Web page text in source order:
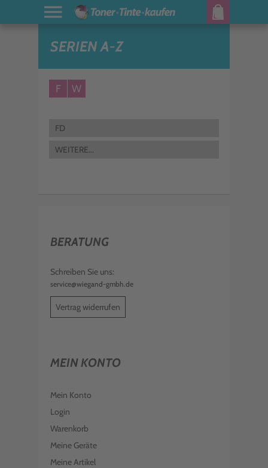
SERIEN A-Z
F W
FD
WEITERE...
BERATUNG
Schreiben Sie uns:
service@wiegand-gmbh.de
Vertrag widerrufen
MEIN KONTO
Mein Konto
Login
Warenkorb
Meine Geräte
Meine Artikel